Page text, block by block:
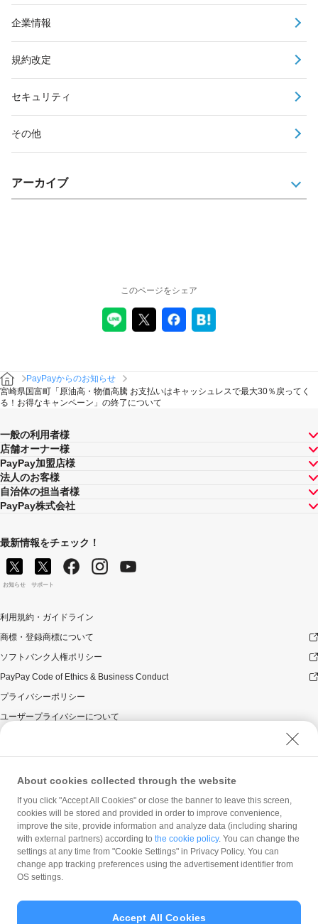
企業情報
規約改定
セキュリティ
その他
アーカイブ
このページをシェア
PayPayからのお知らせ
宮崎県国富町「原油高・物価高騰 お支払いはキャッシュレスで最大30％戻ってく
る！お得なキャンペーン」の終了について
一般の利用者様
店舗オーナー様
PayPay加盟店様
法人のお客様
自治体の担当者様
PayPay株式会社
最新情報をチェック！
お知らせ サポート
利用規約・ガイドライン
商標・登録商標について
ソフトバンク人権ポリシー
PayPay Code of Ethics & Business Conduct
プライバシーポリシー
ユーザープライバシーについて
ウェブサイト利用規約
反社会的勢力に対する方針
勧誘方針
マネロン等基本方針
カスタマーハラスメントに関する当社の考え方
About cookies collected through the website
If you click "Accept All Cookies" or close the banner to leave this screen,
cookies will be stored and provided in order to improve convenience,
improve the site, provide information and analyze data (including sharing
with external partners) according to the cookie policy. You can change the
settings at any time from "Cookie Settings" in Privacy Policy. You can
change app tracking preferences using the advertisement identifier from
OS settings.
Accept All Cookies